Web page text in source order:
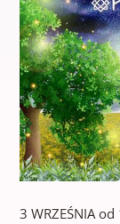
3 WRZEŚNIA